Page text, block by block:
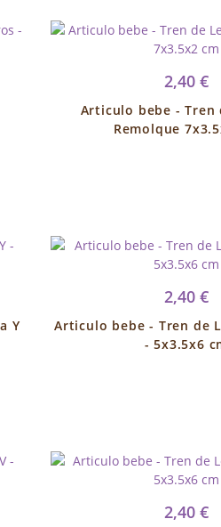
2,40 €
Articulo bebe - Tren
Remolque
Y
2,40 €
Articulo bebe - Tren de
- 5x3.5x6
2,40 €